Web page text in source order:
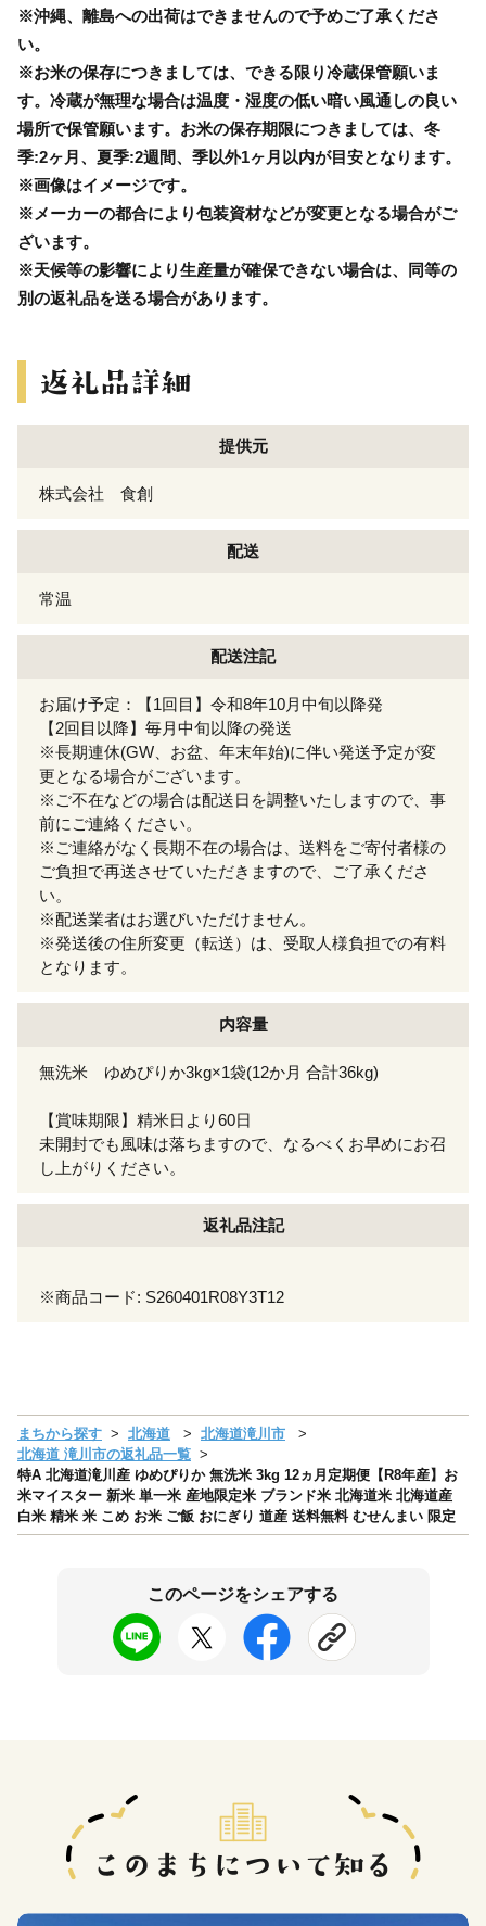
※沖縄、離島への出荷はできませんので予めご了承くださ
い。
※お米の保存につきましては、できる限り冷蔵保管願いま
す。冷蔵が無理な場合は温度・湿度の低い暗い風通しの良い
場所で保管願います。お米の保存期限につきましては、冬
季:2ヶ月、夏季:2週間、季以外1ヶ月以内が目安となります。
※画像はイメージです。
※メーカーの都合により包装資材などが変更となる場合がご
ざいます。
※天候等の影響により生産量が確保できない場合は、同等の
別の返礼品を送る場合があります。
提供元
株式会社 食創
配送
常温
配送注記
お届け予定：【1回目】令和8年10月中旬以降発
【2回目以降】毎月中旬以降の発送
※長期連休(GW、お盆、年末年始)に伴い発送予定が変
更となる場合がございます。
※ご不在などの場合は配送日を調整いたしますので、事
前にご連絡ください。
※ご連絡がなく長期不在の場合は、送料をご寄付者様の
ご負担で再送させていただきますので、ご了承くださ
い。
※配送業者はお選びいただけません。
※発送後の住所変更（転送）は、受取人様負担での有料
となります。
内容量
無洗米 ゆめぴりか3kg×1袋(12か月 合計36kg)
【賞味期限】精米日より60日
未開封でも風味は落ちますので、なるべくお早めにお召
し上がりください。
返礼品注記
※商品コード: S260401R08Y3T12
まちから探す 北海道
北海道滝川市
北海道 滝川市の返礼品一覧
特A 北海道滝川産 ゆめぴりか 無洗米 3kg 12ヵ月定期便【R8年産】お
米マイスター 新米 単一米 産地限定米 ブランド米 北海道米 北海道産
白米 精米 米 こめ お米 ご飯 おにぎり 道産 送料無料 むせんまい 限定
このページをシェアする